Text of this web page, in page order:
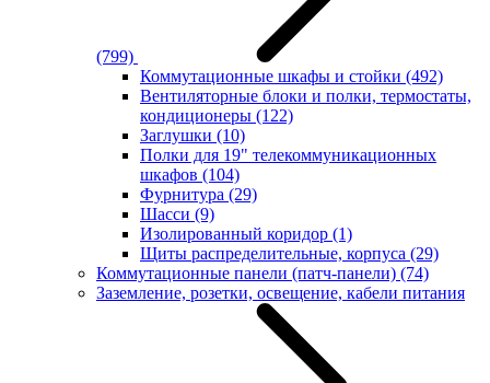
(799)
Коммутационные шкафы и стойки (492)
Вентиляторные блоки и полки, термостаты,
кондиционеры (122)
Заглушки (10)
Полки для 19" телекоммуникационных
шкафов (104)
Фурнитура (29)
Шасси (9)
Изолированный коридор (1)
Щиты распределительные, корпуса (29)
Коммутационные панели (патч-панели) (74)
Заземление, розетки, освещение, кабели питания